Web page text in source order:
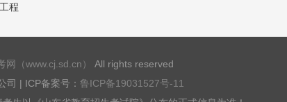
程
网（www.cj.sd.cn）
All rights reserved
司 | ICP备案号： 鲁ICP备19031527号-11